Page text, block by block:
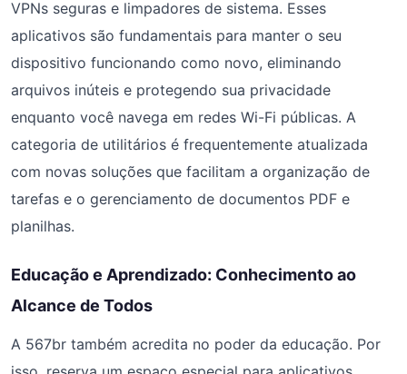
VPNs seguras e limpadores de sistema. Esses
aplicativos são fundamentais para manter o seu
dispositivo funcionando como novo, eliminando
arquivos inúteis e protegendo sua privacidade
enquanto você navega em redes Wi-Fi públicas. A
categoria de utilitários é frequentemente atualizada
com novas soluções que facilitam a organização de
tarefas e o gerenciamento de documentos PDF e
planilhas.
Educação e Aprendizado: Conhecimento ao
Alcance de Todos
A 567br também acredita no poder da educação. Por